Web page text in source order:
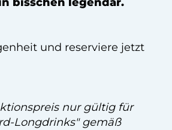
und reserviere jetzt
nur gültig für
Longdrinks" gemäß